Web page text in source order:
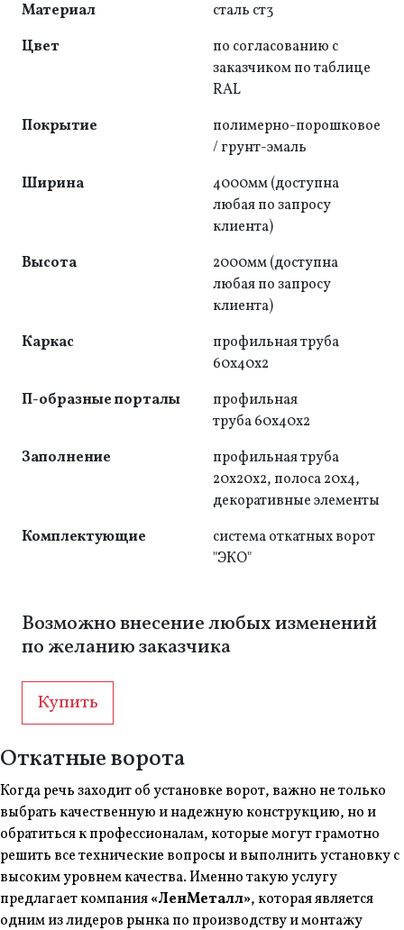
Материал
сталь ст3
Цвет
по согласованию с
заказчиком по таблице
RAL
Покрытие
полимерно-порошковое
/ грунт-эмаль
Ширина
4000мм (доступна
любая по запросу
клиента)
Высота
2000мм (доступна
любая по запросу
клиента)
Каркас
профильная труба
60x40x2
П-образные порталы
профильная
труба 60x40x2
Заполнение
профильная труба
20x20x2, полоса 20x4,
декоративные элементы
Комплектующие
система откатных ворот
"ЭКО"
Возможно внесение любых изменений
по желанию заказчика
Купить
Откатные ворота
Когда речь заходит об установке ворот, важно не только
выбрать качественную и надежную конструкцию, но и
обратиться к профессионалам, которые могут грамотно
решить все технические вопросы и выполнить установку с
высоким уровнем качества. Именно такую услугу
предлагает компания«ЛенМеталл», которая является
одним из лидеров рынка по производству и монтажу